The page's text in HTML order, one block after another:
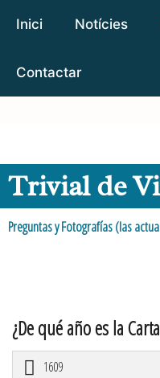
Inici Notícies
Contactar
Trivial de
Preguntas y Fotografías (las
¿De qué año es la
1609